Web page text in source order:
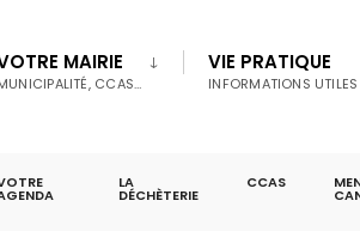
MAIRIE
CCAS…
VIE PRATIQUE
INFORMATIONS UTILES
LA
DÉCHÈTERIE
CCAS